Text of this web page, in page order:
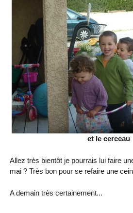
et le cerceau
Allez très bientôt je pourrais lui faire
mai ? Très bon pour se refaire une
A demain très certainement...